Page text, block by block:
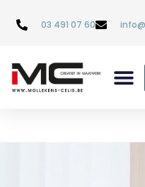
03 491 07 60